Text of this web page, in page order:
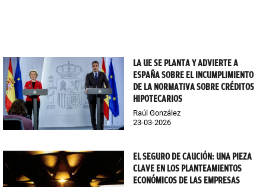
LA UE SE PLANTA Y ADVIERTE A
ESPAÑA SOBRE EL INCUMPLIMIENTO
DE LA NORMATIVA SOBRE CRÉDITOS
HIPOTECARIOS
Raúl González
23-03-2026
EL SEGURO DE CAUCIÓN: UNA PIEZA
CLAVE EN LOS PLANTEAMIENTOS
ECONÓMICOS DE LAS EMPRESAS